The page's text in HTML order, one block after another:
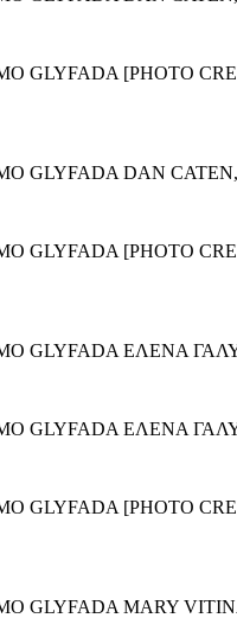
[PHOTO
GLYFADA DAN
[PHOTO
GLYFADA ΕΛΕΝΑ
GLYFADA ΕΛΕΝΑ
GLYFADA [PHOTO
GLYFADA MARY